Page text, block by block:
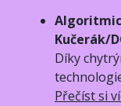
Kučerák/
Díky
Přečíst si